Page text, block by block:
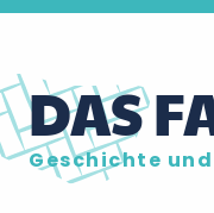
DAS
Geschichte und